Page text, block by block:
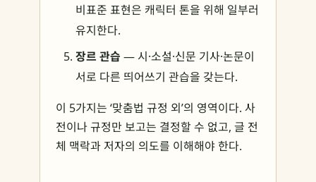
비표준 표현은 캐릭터 톤을 위해 일부러
유지한다.
장르 관습 — 시·소설·신문 기사·논문이
서로 다른 띄어쓰기 관습을 갖는다.
이 5가지는 ‘맞춤법 규정 외’의 영역이다. 사
전이나 규정만 보고는 결정할 수 없고, 글 전
체 맥락과 저자의 의도를 이해해야 한다.